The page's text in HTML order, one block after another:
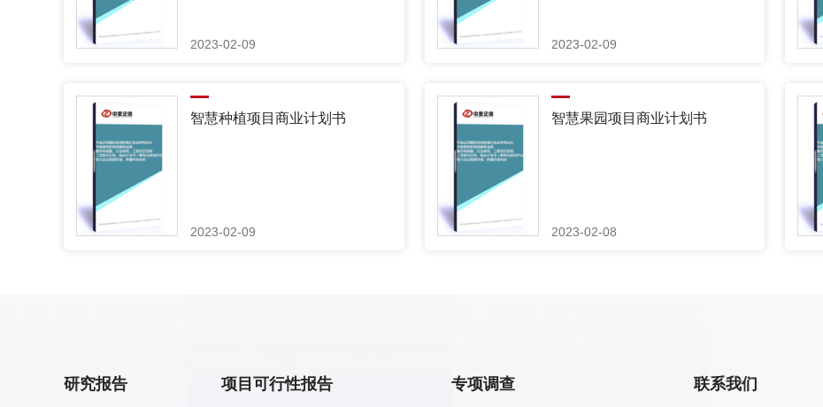
2023-02-09 2023-02-09
智慧种植项目商业计划书
2023-02-09
智慧果园项目商业计划书
2023-02-08
研究报告 项目可行性报告 专项调查 联系我们